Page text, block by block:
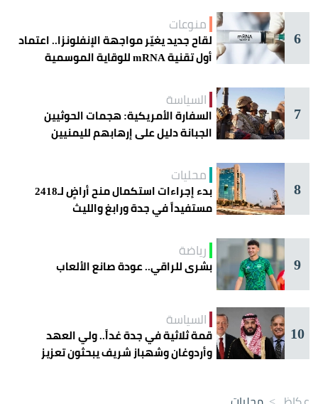
6
منوعات
لقاح جديد يغيّر مواجهة الإنفلونزا.. اعتماد
أول تقنية mRNA للوقاية الموسمية
7
السياسة
السفارة الأمريكية: هجمات الحوثيين
الجبانة دليل على إرهابهم لليمنيين
8
محليات
بدء إجراءات استكمال منح أراضٍ لـ2418
مستفيداً في جدة ورابغ والليث
9
رياضة
بشرى للراقي.. عودة صانع الألعاب
10
السياسة
قمة ثلاثية في جدة غداً.. ولي العهد
وأردوغان وشهباز شريف يبحثون تعزيز